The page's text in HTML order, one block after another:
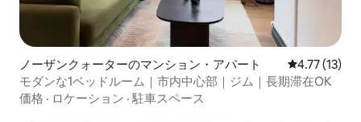
ノーザンクォーターのマンション・アパート レビュー13
4.77 (13)
モダンな1ベッドルーム｜市内中心部｜ジム｜長期滞在OK
価格 · ロケーション ·駐車スペース